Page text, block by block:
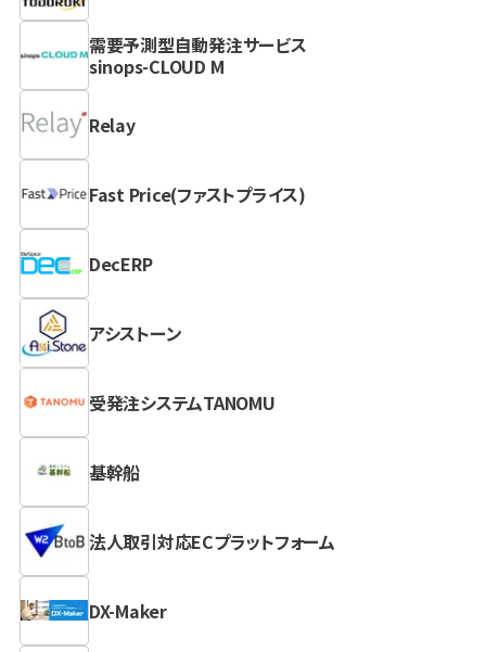
需要予測型自動発注サービス
sinops-CLOUD M
Relay
Fast Price(ファストプライス)
DecERP
アシストーン
受発注システムTANOMU
基幹船
法人取引対応ECプラットフォーム
DX-Maker